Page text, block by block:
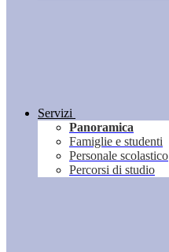
Servizi
Panoramica
Famiglie e studenti
Personale scolastico
Percorsi di studio